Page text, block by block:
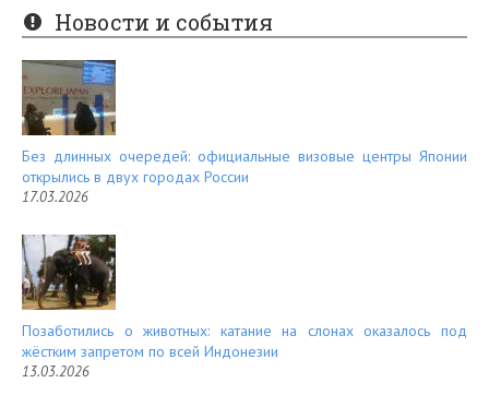
er
es
t
e
d
Новости и события
Без длинных очередей: официальные визовые центры Японии
открылись в двух городах России
17.03.2026
Позаботились о животных: катание на слонах оказалось под
жёстким запретом по всей Индонезии
13.03.2026